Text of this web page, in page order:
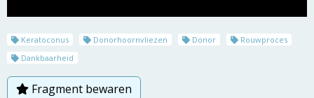
Keratoconus Donorhoornvliezen Donor
Rouwproces
Dankbaarheid
Fragment bewaren